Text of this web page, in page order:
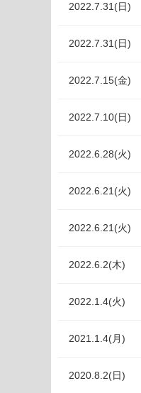
2022.7.31(日)
2022.7.31(日)
2022.7.15(金)
2022.7.10(日)
2022.6.28(火)
2022.6.21(火)
2022.6.21(火)
2022.6.2(木)
2022.1.4(火)
2021.1.4(月)
2020.8.2(日)